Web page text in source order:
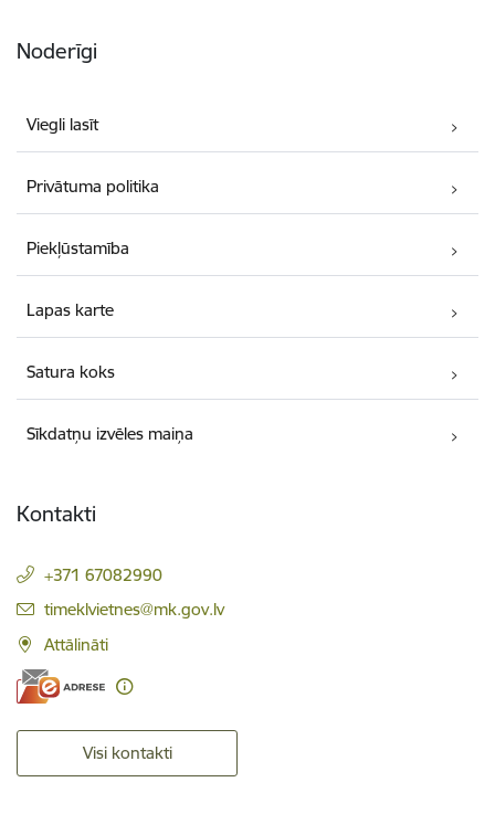
Noderīgi
Viegli lasīt
Privātuma politika
Piekļūstamība
Lapas karte
Satura koks
Sīkdatņu izvēles maiņa
Kontakti
+371 67082990
E-pasts:
timeklvietnes@mk.gov.lv
Attālināti
Visi kontakti